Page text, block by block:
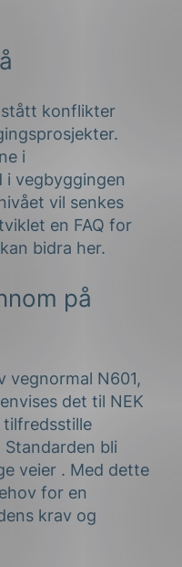
konflikter
i
i vegbyggingen
vil senkes
en FAQ for
kan bidra her.
på
vegnormal N601,
det til NEK
Standarden bli
veier . Med dette
for en
krav og